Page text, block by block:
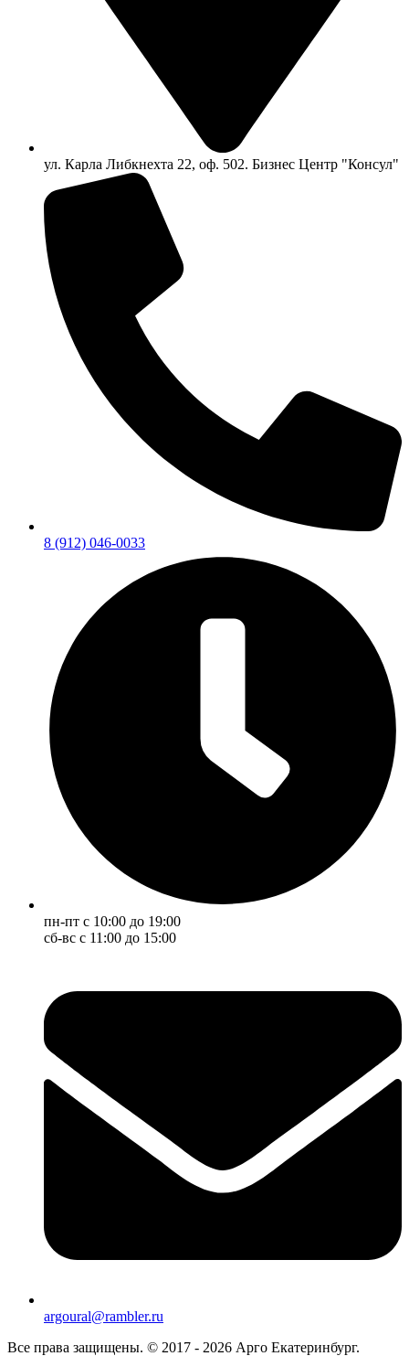
ул. Карла Либкнехта 22, оф. 502. Бизнес Центр "Консул"
8 (912) 046-0033
пн-пт с 10:00 до 19:00
сб-вс с 11:00 до 15:00
argoural@rambler.ru
Все права защищены. © 2017 - 2026 Арго Екатеринбург.